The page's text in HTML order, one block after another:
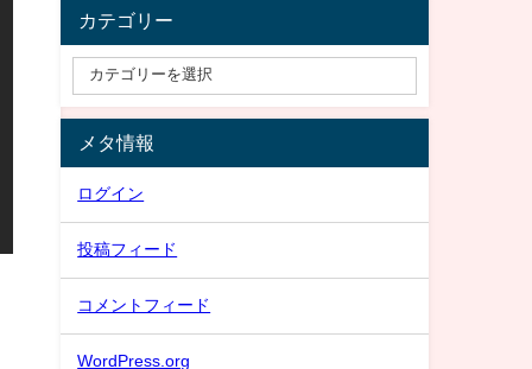
カテゴリー
メタ情報
ログイン
投稿フィード
コメントフィード
WordPress.org